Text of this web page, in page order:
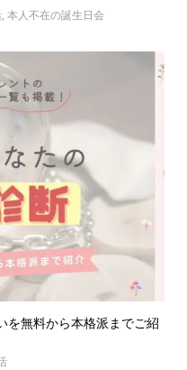
, 本人不在の誕生日会
を無料から本格派までご紹